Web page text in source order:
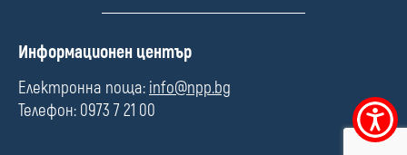
Меню
за
П
л
е
Информационен център
Електронна поща: info@npp.bg
Телефон: 0973 7 21 00